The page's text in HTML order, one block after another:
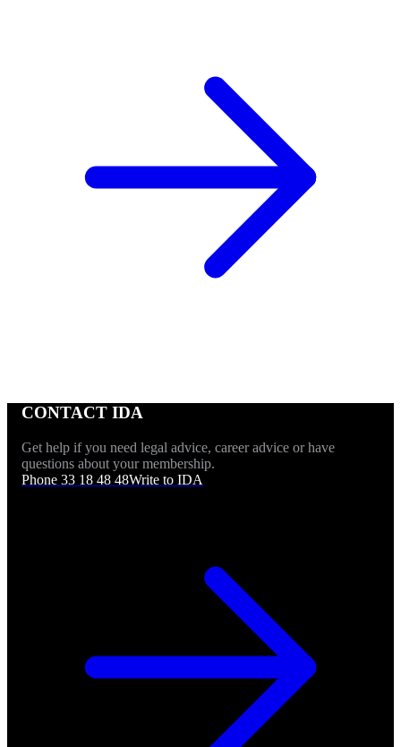
CONTACT IDA
Get help if you need legal advice, career advice or have
questions about your membership.
Phone 33 18 48 48Write to IDA